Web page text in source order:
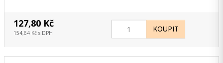
127,80 Kč
154,64 Kč s DPH